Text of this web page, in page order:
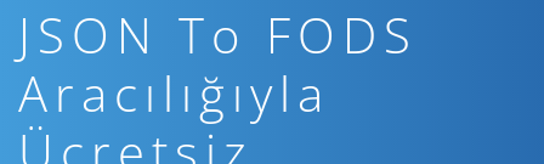
JSON To FODS
Aracılığıyla